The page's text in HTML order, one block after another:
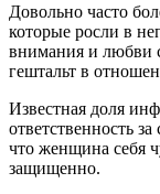
Довольно часто
которые росли в
внимания и любви
гештальт в
Известная доля
ответственность
что женщина себя
защищенно.